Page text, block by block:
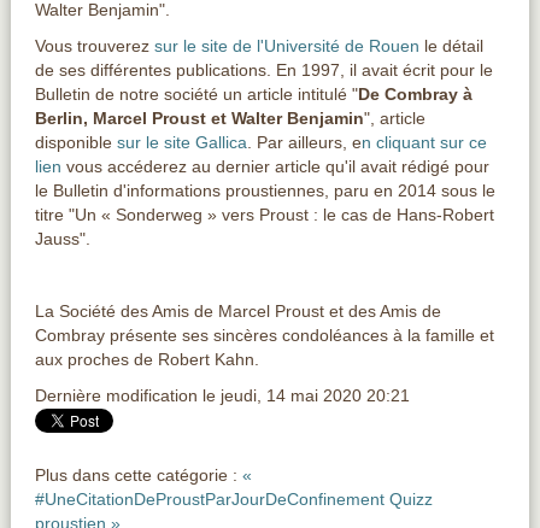
Walter Benjamin".
Vous trouverez sur le site de l'Université de Rouen le détail
de ses différentes publications. En 1997, il avait écrit pour le
Bulletin de notre société un article intitulé "De Combray à
Berlin, Marcel Proust et Walter Benjamin", article
disponible sur le site Gallica. Par ailleurs, en cliquant sur ce
lien vous accéderez au dernier article qu'il avait rédigé pour
le Bulletin d'informations proustiennes, paru en 2014 sous le
titre "Un « Sonderweg » vers Proust : le cas de Hans-Robert
Jauss".
La Société des Amis de Marcel Proust et des Amis de
Combray présente ses sincères condoléances à la famille et
aux proches de Robert Kahn.
Dernière modification le jeudi, 14 mai 2020 20:21
Plus dans cette catégorie : «
#UneCitationDeProustParJourDeConfinement Quizz
proustien »